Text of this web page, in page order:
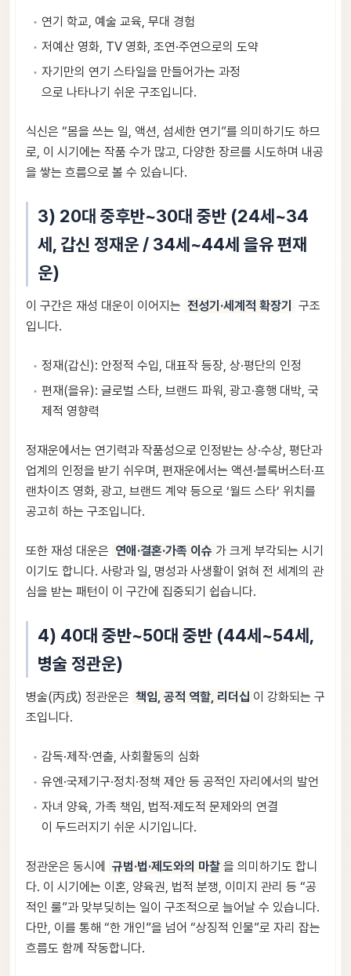
연기 학교, 예술 교육, 무대 경험
저예산 영화, TV 영화, 조연·주연으로의 도약
자기만의 연기 스타일을 만들어가는 과정
으로 나타나기 쉬운 구조입니다.
식신은 “몸을 쓰는 일, 액션, 섬세한 연기”를 의미하기도 하므
로, 이 시기에는 작품 수가 많고, 다양한 장르를 시도하며 내공
을 쌓는 흐름으로 볼 수 있습니다.
3) 20대 중후반~30대 중반 (24세~34
세, 갑신 정재운 / 34세~44세 을유 편재
운)
이 구간은 재성 대운이 이어지는 전성기·세계적 확장기
구조
입니다.
정재(갑신): 안정적 수입, 대표작 등장, 상·평단의 인정
편재(을유): 글로벌 스타, 브랜드 파워, 광고·흥행 대박, 국
제적 영향력
정재운에서는 연기력과 작품성으로 인정받는 상·수상, 평단과
업계의 인정을 받기 쉬우며, 편재운에서는 액션·블록버스터·프
랜차이즈 영화, 광고, 브랜드 계약 등으로 ‘월드 스타’ 위치를
공고히 하는 구조입니다.
또한 재성 대운은 연애·결혼·가족 이슈 가 크게 부각되는 시기
이기도 합니다. 사랑과 일, 명성과 사생활이 얽혀 전 세계의 관
심을 받는 패턴이 이 구간에 집중되기 쉽습니다.
4) 40대 중반~50대 중반 (44세~54세,
병술 정관운)
병술(丙戌) 정관운은 책임, 공적 역할, 리더십 이 강화되는 구
조입니다.
감독·제작·연출, 사회활동의 심화
유엔·국제기구·정치·정책 제안 등 공적인 자리에서의 발언
자녀 양육, 가족 책임, 법적·제도적 문제와의 연결
이 두드러지기 쉬운 시기입니다.
정관운은 동시에 규범·법·제도와의 마찰 을 의미하기도 합니
다. 이 시기에는 이혼, 양육권, 법적 분쟁, 이미지 관리 등 “공
적인 룰”과 맞부딪히는 일이 구조적으로 늘어날 수 있습니다.
다만, 이를 통해 “한 개인”을 넘어 “상징적 인물”로 자리 잡는
흐름도 함께 작동합니다.